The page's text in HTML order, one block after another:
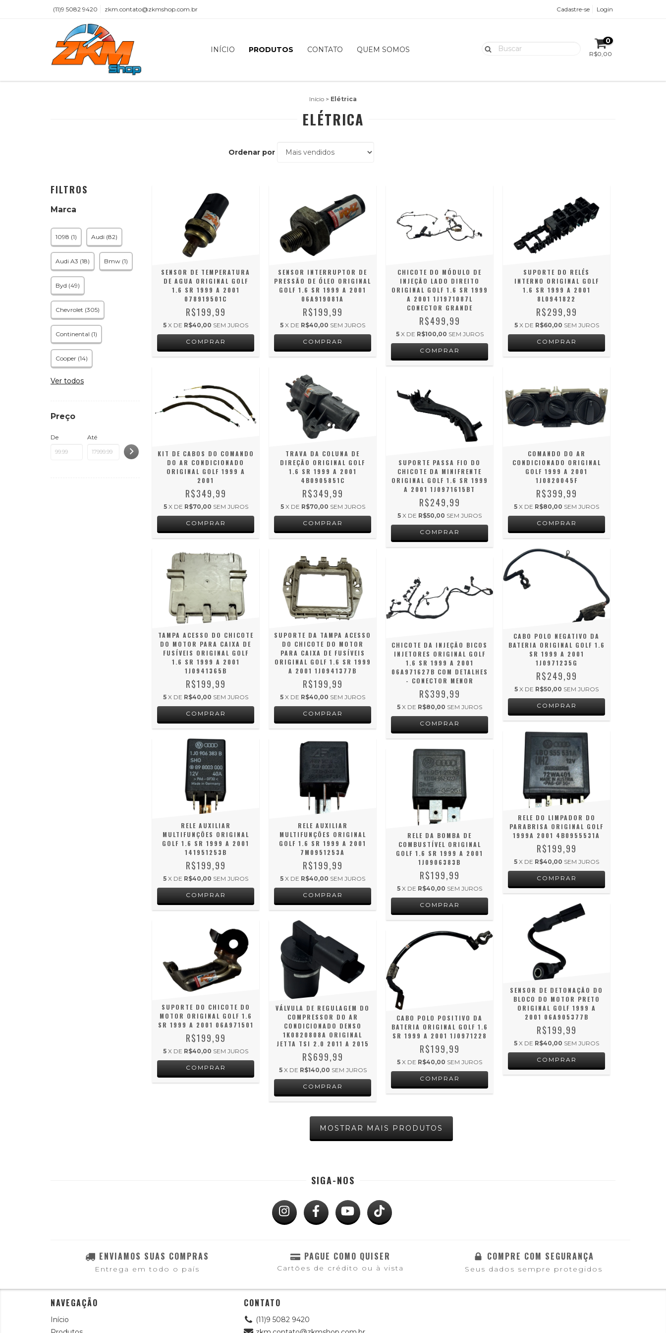
(11)9 5082 9420 zkm.contato@zkmshop.com.br Cadastre-se Login
INÍCIO PRODUTOS CONTATO QUEM SOMOS
0
R$0,00
Início > Elétrica
ELÉTRICA
Ordenar por
FILTROS
Marca
1098 (1) Audi (82)
Audi A3 (18) Bmw (1)
Byd (49)
Chevrolet (305)
Continental (1)
Cooper (14)
Ver todos
Preço
De Até
SENSOR DE TEMPERATURA
DE AGUA ORIGINAL GOLF
1.6 SR 1999 A 2001
078919501C
R$199,99
5 X DE R$40,00 SEM JUROS
SENSOR INTERRUPTOR DE
PRESSÃO DE ÓLEO ORIGINAL
GOLF 1.6 SR 1999 A 2001
06A919081A
R$199,99
5 X DE R$40,00 SEM JUROS
CHICOTE DO MÓDULO DE
INJEÇÃO LADO DIREITO
ORIGINAL GOLF 1.6 SR 1999
A 2001 1J1971087L
CONECTOR GRANDE
R$499,99
5 X DE R$100,00 SEM JUROS
SUPORTE DO RELÉS
INTERNO ORIGINAL GOLF
1.6 SR 1999 A 2001
8L0941822
R$299,99
5 X DE R$60,00 SEM JUROS
KIT DE CABOS DO COMANDO
DO AR CONDICIONADO
ORIGINAL GOLF 1999 A
2001
R$349,99
5 X DE R$70,00 SEM JUROS
TRAVA DA COLUNA DE
DIREÇÃO ORIGINAL GOLF
1.6 SR 1999 A 2001
4B0905851C
R$349,99
5 X DE R$70,00 SEM JUROS
SUPORTE PASSA FIO DO
CHICOTE DA MINIFRENTE
ORIGINAL GOLF 1.6 SR 1999
A 2001 1J0971615BT
R$249,99
5 X DE R$50,00 SEM JUROS
COMANDO DO AR
CONDICIONADO ORIGINAL
GOLF 1999 A 2001
1J0820045F
R$399,99
5 X DE R$80,00 SEM JUROS
TAMPA ACESSO DO CHICOTE
DO MOTOR PARA CAIXA DE
FUSÍVEIS ORIGINAL GOLF
1.6 SR 1999 A 2001
1J0941365B
R$199,99
5 X DE R$40,00 SEM JUROS
SUPORTE DA TAMPA ACESSO
DO CHICOTE DO MOTOR
PARA CAIXA DE FUSÍVEIS
ORIGINAL GOLF 1.6 SR 1999
A 2001 1J0941377B
R$199,99
5 X DE R$40,00 SEM JUROS
CHICOTE DA INJEÇÃO BICOS
INJETORES ORIGINAL GOLF
1.6 SR 1999 A 2001
06A971627B COM DETALHES
- CONECTOR MENOR
R$399,99
5 X DE R$80,00 SEM JUROS
CABO POLO NEGATIVO DA
BATERIA ORIGINAL GOLF 1.6
SR 1999 A 2001
1J0971235G
R$249,99
5 X DE R$50,00 SEM JUROS
RELE AUXILIAR
MULTIFUNÇÕES ORIGINAL
GOLF 1.6 SR 1999 A 2001
141951253B
R$199,99
5 X DE R$40,00 SEM JUROS
RELE AUXILIAR
MULTIFUNÇÕES ORIGINAL
GOLF 1.6 SR 1999 A 2001
7M0951253A
R$199,99
5 X DE R$40,00 SEM JUROS
RELE DA BOMBA DE
COMBUSTÍVEL ORIGINAL
GOLF 1.6 SR 1999 A 2001
1J0906383B
R$199,99
5 X DE R$40,00 SEM JUROS
RELE DO LIMPADOR DO
PARABRISA ORIGINAL GOLF
1999A 2001 4B0955531A
R$199,99
5 X DE R$40,00 SEM JUROS
SUPORTE DO CHICOTE DO
MOTOR ORIGINAL GOLF 1.6
SR 1999 A 2001 06A971501
R$199,99
5 X DE R$40,00 SEM JUROS
VÁLVULA DE REGULAGEM DO
COMPRESSOR DO AR
CONDICIONADO DENSO
1K0820808A ORIGINAL
JETTA TSI 2.0 2011 A 2015
R$699,99
5 X DE R$140,00 SEM JUROS
CABO POLO POSITIVO DA
BATERIA ORIGINAL GOLF 1.6
SR 1999 A 2001 1J0971228
R$199,99
5 X DE R$40,00 SEM JUROS
SENSOR DE DETONAÇÃO DO
BLOCO DO MOTOR PRETO
ORIGINAL GOLF 1999 A
2001 06A905377B
R$199,99
5 X DE R$40,00 SEM JUROS
MOSTRAR MAIS PRODUTOS
SIGA-NOS
ENVIAMOS SUAS COMPRAS
Entrega em todo o país
PAGUE COMO QUISER
Cartões de crédito ou à vista
COMPRE COM SEGURANÇA
Seus dados sempre protegidos
NAVEGAÇÃO
Início
CONTATO
(11)9 5082 9420